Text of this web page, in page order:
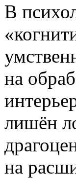
В
на
лишён
на